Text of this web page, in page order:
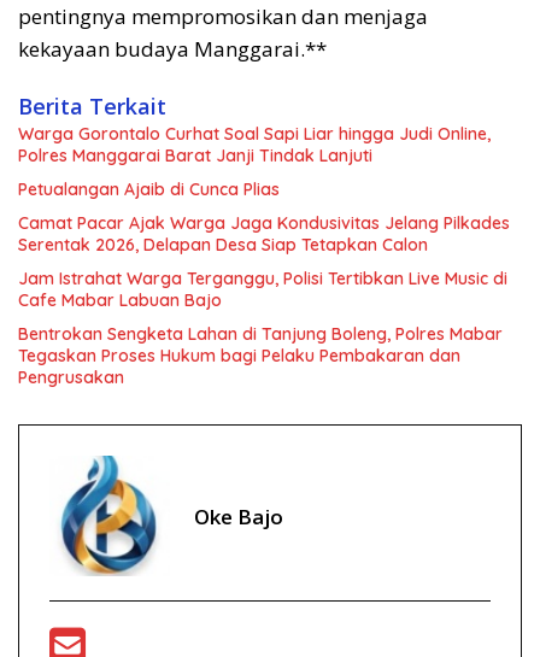
pentingnya mempromosikan dan menjaga
kekayaan budaya Manggarai.**
Berita Terkait
Warga Gorontalo Curhat Soal Sapi Liar hingga Judi Online,
Polres Manggarai Barat Janji Tindak Lanjuti
Petualangan Ajaib di Cunca Plias
Camat Pacar Ajak Warga Jaga Kondusivitas Jelang Pilkades
Serentak 2026, Delapan Desa Siap Tetapkan Calon
Jam Istrahat Warga Terganggu, Polisi Tertibkan Live Music di
Cafe Mabar Labuan Bajo
Bentrokan Sengketa Lahan di Tanjung Boleng, Polres Mabar
Tegaskan Proses Hukum bagi Pelaku Pembakaran dan
Pengrusakan
Oke Bajo